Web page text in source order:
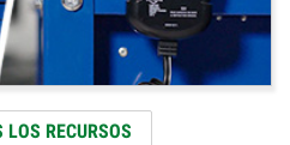
LOS RECURSOS